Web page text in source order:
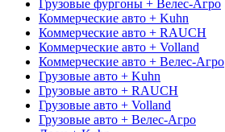
Грузовые фургоны + Велес-Агро
Коммерческие авто + Kuhn
Коммерческие авто + RAUCH
Коммерческие авто + Volland
Коммерческие авто + Велес-Агро
Грузовые авто + Kuhn
Грузовые авто + RAUCH
Грузовые авто + Volland
Грузовые авто + Велес-Агро